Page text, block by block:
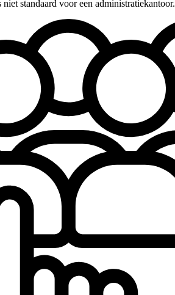
standaard voor een administratiekantoor.